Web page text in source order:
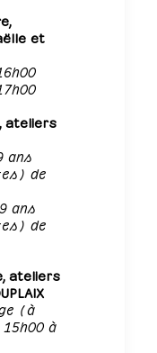
et
ateliers
ans
de
ans
de
ateliers
(à
à